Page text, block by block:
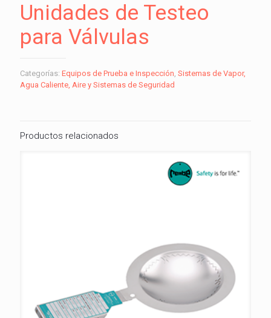
Unidades de Testeo
para Válvulas
Categorías: Equipos de Prueba e Inspección, Sistemas de Vapor,
Agua Caliente, Aire y Sistemas de Seguridad
Productos relacionados